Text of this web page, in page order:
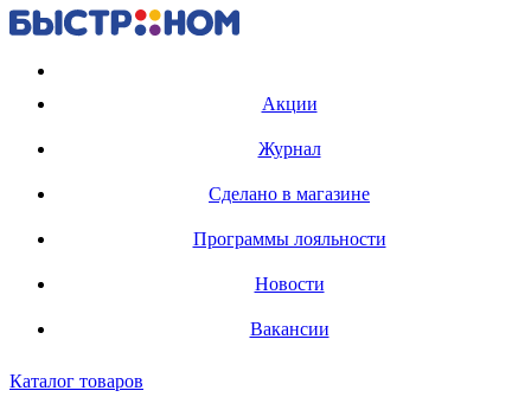
Акции
Журнал
Сделано в магазине
Программы лояльности
Новости
Вакансии
Каталог товаров